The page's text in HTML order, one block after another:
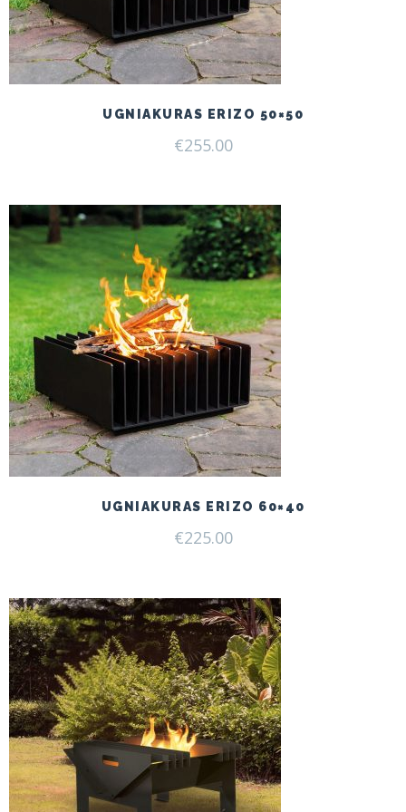
UGNIAKURAS ERIZO 50×50
€255.00
UGNIAKURAS ERIZO 60×40
€225.00